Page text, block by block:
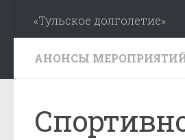
«Тульское долголетие»
АНОНСЫ